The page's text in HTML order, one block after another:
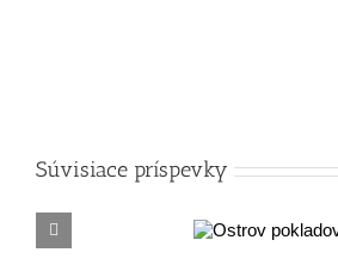
Súvisiace príspevky